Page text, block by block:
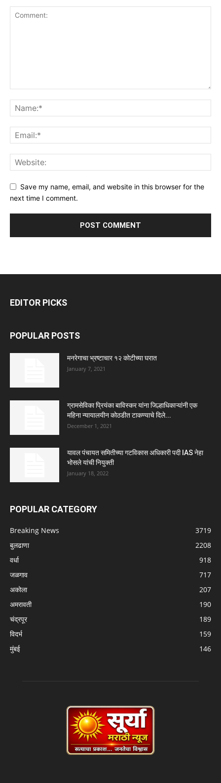
Save my name, email, and website in this browser for the
next time I comment.
EDITOR PICKS
POPULAR POSTS
मनरेगाचा भ्रष्टाचार १२ कोटीच्या घरात
January 7, 2021
ग्रामसेविका प्रियंका बाविस्कर यांना जिल्हाधिकाऱ्यांनी एक
महिना न्यायालयीन कोठडीत टाकण्याचे दिले...
December 1, 2021
यावल पंचायत समितीच्या गटविकास अधिकारी पदी IAS नेहा
भोसले यांची नियुक्ती
January 18, 2022
POPULAR CATEGORY
Breaking News
3719
बुलढाणा
2208
वर्धा
918
जळगाव
717
अकोला
207
अमरावती
190
चंद्रपूर
189
विदर्भ
159
मुंबई
146